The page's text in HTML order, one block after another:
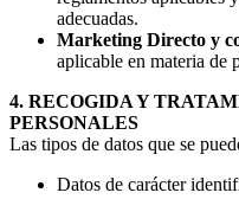
adecuadas.
Marketing Directo y
aplicable en materia de
4. RECOGIDA Y
PERSONALES
Las tipos de datos que se
Datos de carácter